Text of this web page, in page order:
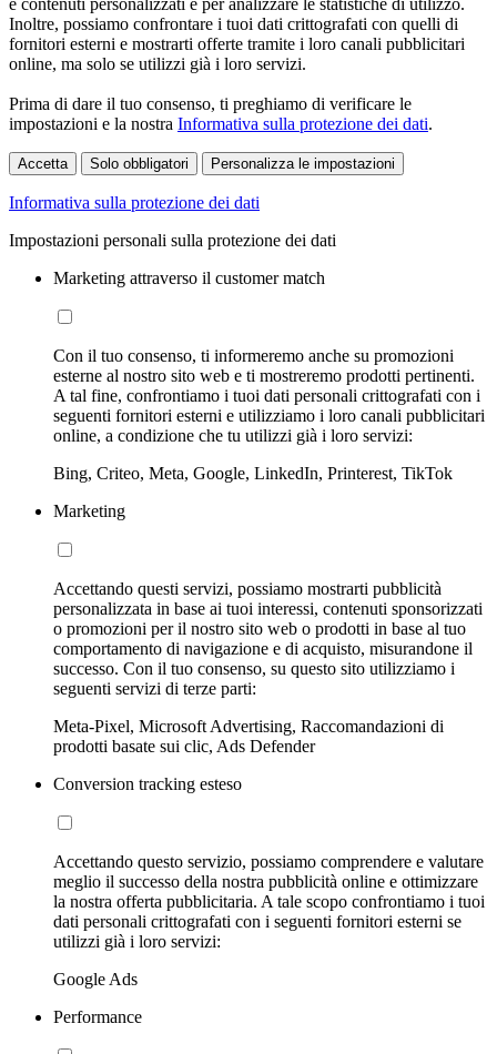
Inoltre, possiamo confrontare i tuoi dati crittografati con quelli di
fornitori esterni e mostrarti offerte tramite i loro canali pubblicitari
online, ma solo se utilizzi già i loro servizi.
Prima di dare il tuo consenso, ti preghiamo di verificare le
impostazioni e la nostra Informativa sulla protezione dei dati.
Accetta Solo obbligatori Personalizza le impostazioni
Informativa sulla protezione dei dati
Impostazioni personali sulla protezione dei dati
Marketing attraverso il customer match
Con il tuo consenso, ti informeremo anche su promozioni
esterne al nostro sito web e ti mostreremo prodotti pertinenti.
A tal fine, confrontiamo i tuoi dati personali crittografati con i
seguenti fornitori esterni e utilizziamo i loro canali pubblicitari
online, a condizione che tu utilizzi già i loro servizi:
Bing, Criteo, Meta, Google, LinkedIn, Printerest, TikTok
Marketing
Accettando questi servizi, possiamo mostrarti pubblicità
personalizzata in base ai tuoi interessi, contenuti sponsorizzati
o promozioni per il nostro sito web o prodotti in base al tuo
comportamento di navigazione e di acquisto, misurandone il
successo. Con il tuo consenso, su questo sito utilizziamo i
seguenti servizi di terze parti:
Meta-Pixel, Microsoft Advertising, Raccomandazioni di
prodotti basate sui clic, Ads Defender
Conversion tracking esteso
Accettando questo servizio, possiamo comprendere e valutare
meglio il successo della nostra pubblicità online e ottimizzare
la nostra offerta pubblicitaria. A tale scopo confrontiamo i tuoi
dati personali crittografati con i seguenti fornitori esterni se
utilizzi già i loro servizi:
Google Ads
Performance